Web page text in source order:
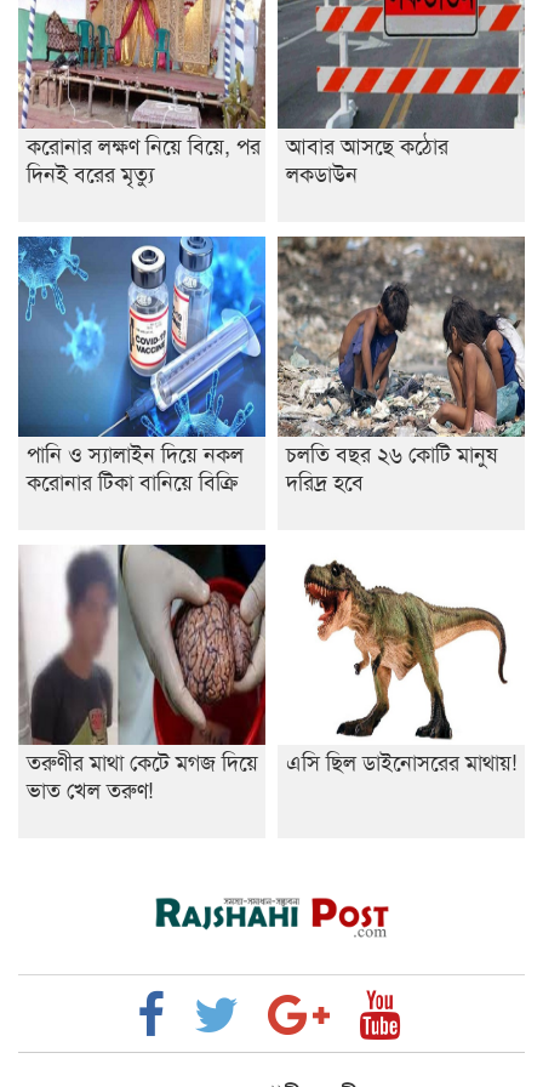
শেষ সময়ে ভোট কারচুরি অভিযোগ আবিদের
করোনার লক্ষণ নিয়ে বিয়ে, পর
দিনই বরের মৃত্যু
আবার আসছে কঠোর
লকডাউন
পানি ও স্যালাইন দিয়ে নকল
করোনার টিকা বানিয়ে বিক্রি
চলতি বছর ২৬ কোটি মানুষ
দরিদ্র হবে
তরুণীর মাথা কেটে মগজ দিয়ে
ভাত খেল তরুণ!
এসি ছিল ডাইনোসরের মাথায়!